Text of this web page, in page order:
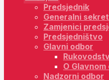
Predsjednik
Generalni
Zamjenici
Predsjedništvo
Glavni odbor
O Glavnom
Nadzorni odbor